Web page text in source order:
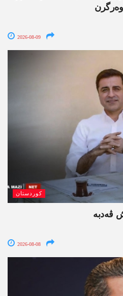
وەرگرن
2026-08-09
کوردستان
ڤەدبە
2026-08-08